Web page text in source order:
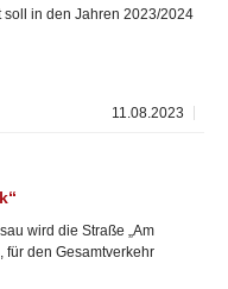
in den Jahren 2023/2024
11.08.2023
wird die Straße „Am
für den Gesamtverkehr